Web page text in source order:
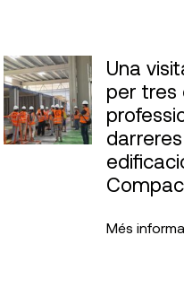
Una
per tres
Més